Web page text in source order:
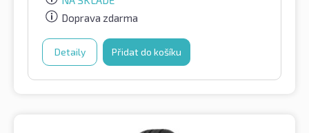
Doprava zdarma
Detaily Přidat do košíku